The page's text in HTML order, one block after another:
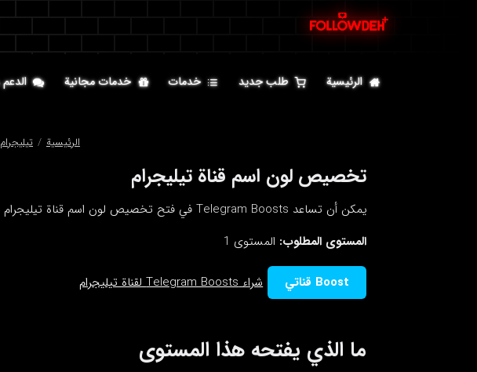
الرئيسية طلب جديد خدمات خدمات مجانية الدعم
الرئيسية / تيليجرام
تخصيص لون اسم قناة تيليجرام
يمكن أن تساعد Telegram Boosts في فتح تخصيص لون اسم قناة تيليجرام داخل قناة تيليجرام عند الوصول إلى المستوى المطلوب.
المستوى المطلوب: المستوى 1
Boost قناتي شراء Telegram Boosts لقناة تيليجرام
ما الذي يفتحه هذا المستوى